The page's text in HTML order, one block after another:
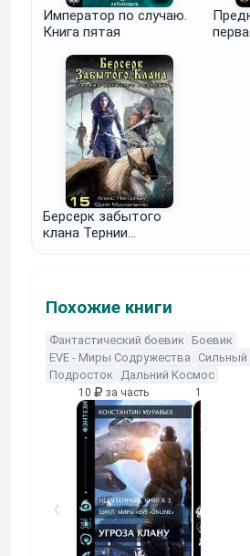
Император по случаю.
Книга пятая
Берсерк забытого
клана Тернии
Похожие книги
Фантастический боевик Боевик
EVE - Миры Содружества
Подросток Дальний Космос
10 за часть 10